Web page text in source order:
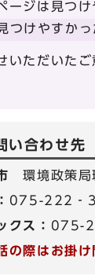
ージは見つ
つけやすかっ
いただいた
い合わせ先
市環境政策
075-
クス： 075-
の際はお掛